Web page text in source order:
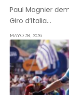
Paul Magnier
Giro d’Italia…
MAYO 28, 2026